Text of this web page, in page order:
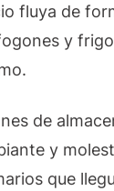
fluya de
y
de
y
que